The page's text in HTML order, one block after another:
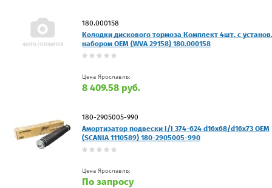
180.000158
Колодки дискового тормоза Комплект 4шт. с установ.
набором OEM (WVA 29158) 180.000158
Цена Ярославль:
8 409.58 руб.
180-2905005-990
Амортизатор подвески I/I 374-624 d16x68/d16x73 OEM
(SCANIA 1110589) 180-2905005-990
Цена Ярославль:
По запросу